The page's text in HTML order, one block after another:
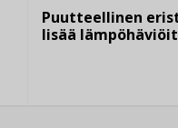
Puutteellinen
lisää